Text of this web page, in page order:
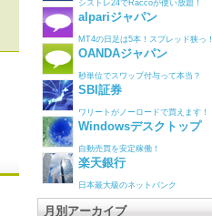
シストレ24でRaccoが使い放題！
alpariジャパン
MT4の日足は5本！スプレッド狭っ！
OANDAジャパン
秒単位でスワップ付与って本当？
SBI証券
ワリートがノーロードで買えます！
Windowsデスクトップ
自動売買を安定稼働！
楽天銀行
日本最大級のネットバンク
月別アーカイブ